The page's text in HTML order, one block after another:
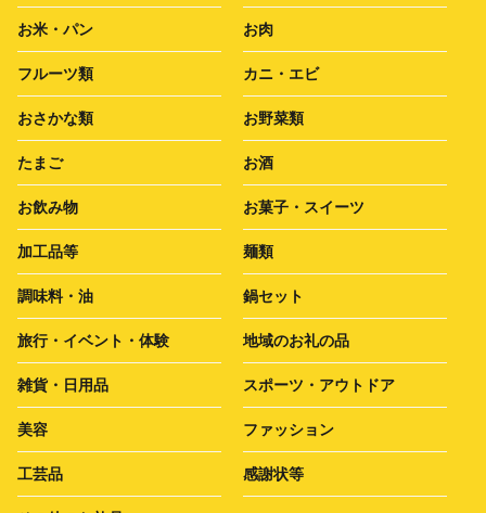
お米・パン お肉
フルーツ類 カニ・エビ
おさかな類 お野菜類
たまご お酒
お飲み物 お菓子・スイーツ
加工品等 麺類
調味料・油 鍋セット
旅行・イベント・体験 地域のお礼の品
雑貨・日用品 スポーツ・アウトドア
美容 ファッション
工芸品 感謝状等